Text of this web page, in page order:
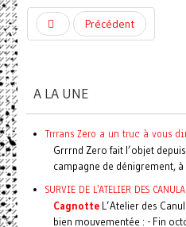
Précédent
A LA UNE
Trrrans Zero a un truc à vous
Grrrnd Zero fait l’objet
campagne de dénigrement, à
SURVIE DE L'ATELIER DES
CagnotteL’Atelier des
bien mouvementée : - Fin